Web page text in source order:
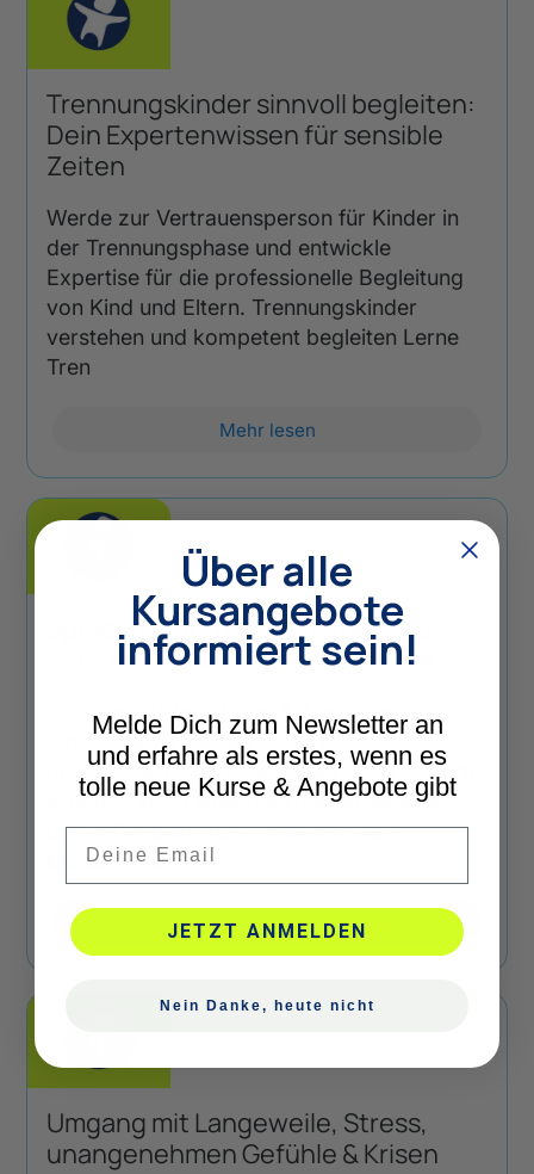
Trennungskinder sinnvoll begleiten:
Dein Expertenwissen für sensible
Zeiten
Werde zur Vertrauensperson für Kinder in
der Trennungsphase und entwickle
Expertise für die professionelle Begleitung
von Kind und Eltern. Trennungskinder
verstehen und kompetent begleiten Lerne
Tren
Mehr lesen
Sprachbildung mit Gebärden - für
Spiel und Spaß in Krippe und Kita
Grundgebärden, die im Alltag sofort
funktionieren – wenn kleine Hände
mitsprechen. Grundgebärden (DGS basiert)
alltagstauglich einsetzen (Gebärdensystem,
das in Deutschland von gehörlosen
Menschen a
Mehr lesen
Umgang mit Langeweile, Stress,
unangenehmen Gefühle & Krisen
Über alle
Kursangebote
informiert sein!
Melde Dich zum Newsletter an
und erfahre als erstes, wenn es
tolle neue Kurse & Angebote gibt
JETZT ANMELDEN
Nein Danke, heute nicht